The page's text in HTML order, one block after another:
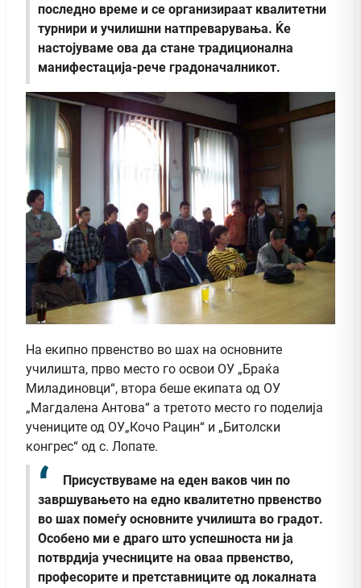
последно време и се организираат квалитетни
турнири и училишни натпреварувања. Ќе
настојуваме ова да стане традиционална
манифестација-рече градоначалникот.
На екипно првенство во шах на основните
училишта, прво место го освои ОУ „Браќа
Миладиновци“, втора беше екипата од ОУ
„Магдалена Антова“ а третото место го поделија
учениците од ОУ„Кочо Рацин“ и „Битолски
конгрес“ од с. Лопате.
Присуствуваме на еден ваков чин по
завршувањето на едно квалитетно првенство
во шах помеѓу основните училишта во градот.
Особено ми е драго што успешноста ни ја
потврдија учесниците на оваа првенство,
професорите и претставниците од локалната